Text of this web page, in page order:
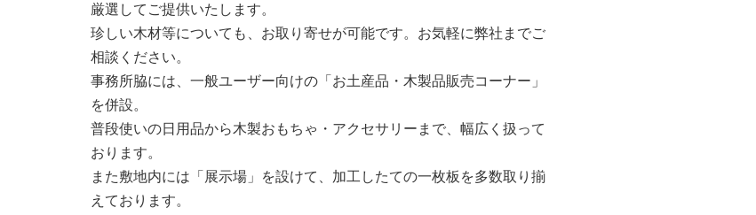
厳選してご提供いたします。
珍しい木材等についても、お取り寄せが可能です。お気軽に弊社までご
相談ください。
事務所脇には、一般ユーザー向けの「お土産品・木製品販売コーナー」
を併設。
普段使いの日用品から木製おもちゃ・アクセサリーまで、幅広く扱って
おります。
また敷地内には「展示場」を設けて、加工したての一枚板を多数取り揃
えております。